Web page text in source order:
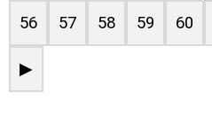
56 57 58 59 60
▶